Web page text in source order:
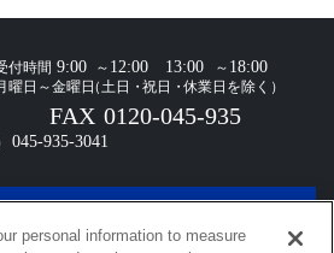
personal information to measure